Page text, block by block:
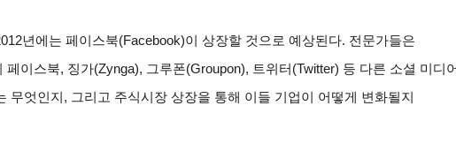
년에는 페이스북(Facebook)이 상장할 것으로 예상된다. 전문가들은
페이스북, 징가(Zynga), 그루폰(Groupon), 트위터(Twitter) 등 다른 소셜 미디
무엇인지, 그리고 주식시장 상장을 통해 이들 기업이 어떻게 변화될지